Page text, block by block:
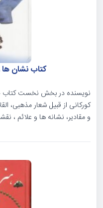
کتاب نشان ها
نویسنده در بخش نخست کتاب
کورکانی از قبیل شعار مذهبی،
و مقادیر، نشانه ها و علائم ،